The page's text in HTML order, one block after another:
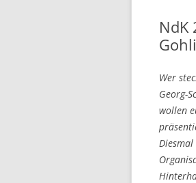
NdK
Wer
Georg-
wollen